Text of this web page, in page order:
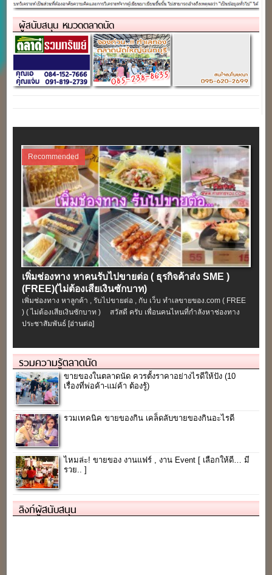
ผู้สนับสนุน หมวดตลาดนัด
Recommended
เพิ่มช่องทาง หาคนรับไปขายต่อ ( ธุรกิจค้าส่ง SME )
(FREE)(ไม่ต้องเสียเงินซักบาท)
เพิ่มช่องทาง หาลูกค้า , รับไปขายต่อ , กับ เว็บ ทำเลขายของ.com ( FREE
) ( ไม่ต้องเสียเงินซักบาท ) สวัสดี ครับ เพื่อนคนไหนที่กำลังหาช่องทาง
ประชาสัมพันธ์[อ่านต่อ]
รวมความรู้ตลาดนัด
ขายของในตลาดนัด ควรตั้งราคาอย่างไรดีให้ปัง (10
เรื่องที่พ่อค้า-แม่ค้า ต้องรู้)
รวมเทคนิค ขายของกิน เคล็ดลับขายของกินอะไรดี
ไหมล่ะ! ขายของ งานแฟร์ , งาน Event [ เลือกให้ดี… มี
รวย.. ]
ลิงก์ผู้สนับสนุน